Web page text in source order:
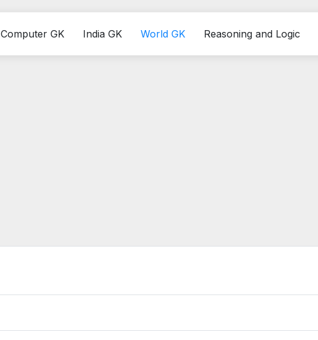
Computer GK India GK World GK Reasoning and Logic